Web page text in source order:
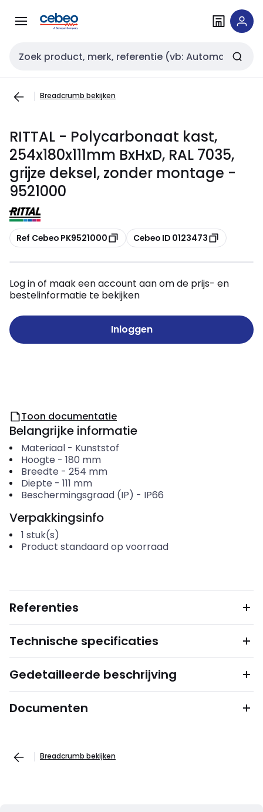
naar
naar
Zoekveld invoer
Breadcrumb bekijken
RITTAL - Polycarbonaat kast,
254x180x111mm BxHxD, RAL 7035,
grijze deksel, zonder montage -
9521000
Kopiëren
Ref Cebeo PK9521000 Kopiëren
Cebeo ID 0123473
Log in of maak een account aan om de prijs- en
bestelinformatie te bekijken
Inloggen
Toon documentatie
Belangrijke informatie
Materiaal- Kunststof
Hoogte - 180 mm
Breedte - 254 mm
Diepte - 111 mm
Beschermingsgraad (IP) - IP66
Verpakkingsinfo
1 stuk(s)
Product standaard op voorraad
Referenties
Technische specificaties
Gedetailleerde beschrijving
Documenten
Breadcrumb bekijken